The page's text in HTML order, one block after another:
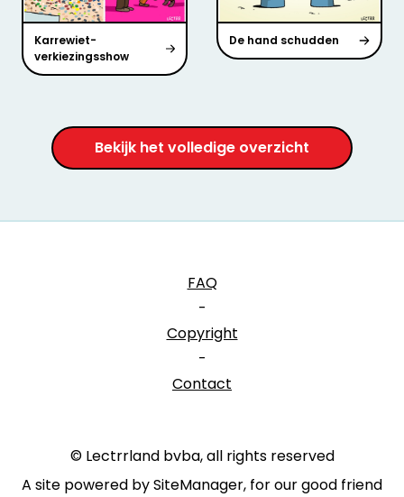
Karrewiet-
verkiezingsshow
De hand schudden
Bekijk het volledige overzicht
FAQ
-
Copyright
-
Contact
© Lectrrland bvba, all rights reserved
A site powered by SiteManager, for our good friend